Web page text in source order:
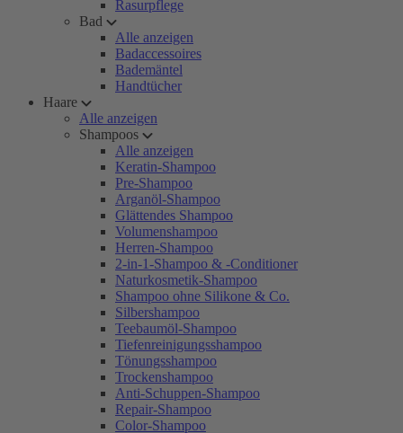
Rasurpflege
Bad
Alle anzeigen
Badaccessoires
Bademäntel
Handtücher
Haare
Alle anzeigen
Shampoos
Alle anzeigen
Keratin-Shampoo
Pre-Shampoo
Arganöl-Shampoo
Glättendes Shampoo
Volumenshampoo
Herren-Shampoo
2-in-1-Shampoo & -Conditioner
Naturkosmetik-Shampoo
Shampoo ohne Silikone & Co.
Silbershampoo
Teebaumöl-Shampoo
Tiefenreinigungsshampoo
Tönungsshampoo
Trockenshampoo
Anti-Schuppen-Shampoo
Repair-Shampoo
Color-Shampoo